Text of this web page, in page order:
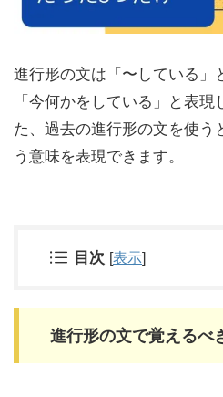
進行形の文は「〜している」
「今何かをしている」と表
た、過去の進行形の文を使う
う意味を表現できます。
目次 [表示]
進行形の文で覚えるべ